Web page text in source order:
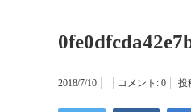
2018/7/10 コメント: 0 投